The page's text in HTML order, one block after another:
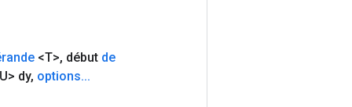
<T>, début de
dy, options...